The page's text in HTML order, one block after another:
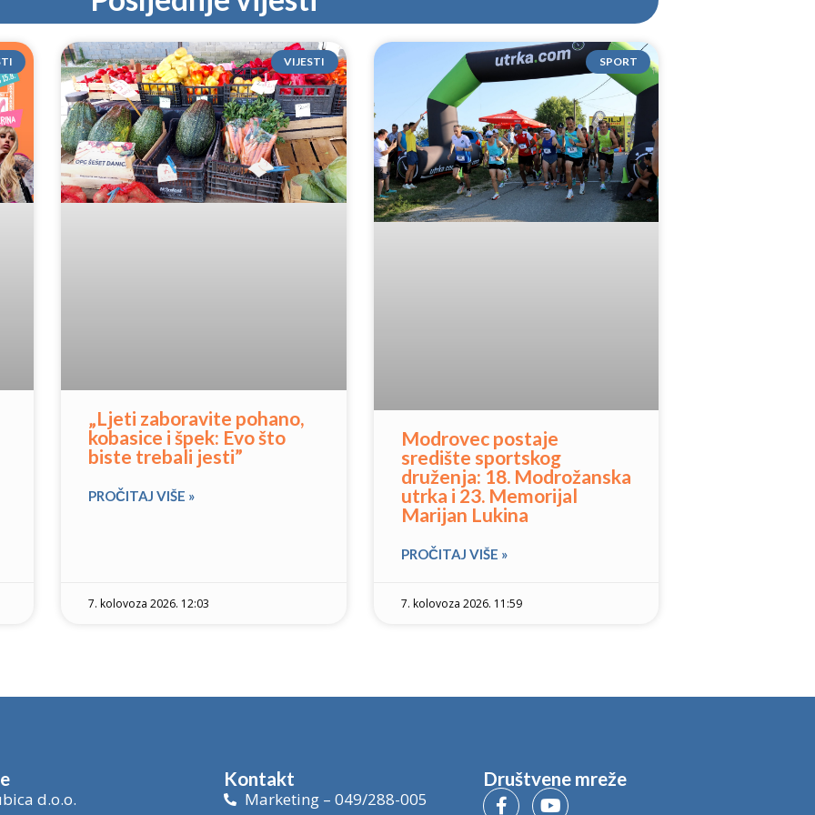
VIJESTI
„Ljeti zaboravite pohano,
kobasice i špek: Evo što
biste trebali jesti”
PROČITAJ VIŠE »
7. kolovoza 2026. 12:03
SPORT
Modrovec postaje
središte sportskog
druženja: 18. Modrožanska
utrka i 23. Memorijal
Marijan Lukina
PROČITAJ VIŠE »
7. kolovoza 2026. 11:59
d.o.o.
Kontakt
Marketing – 049/288-005
Društvene mreže